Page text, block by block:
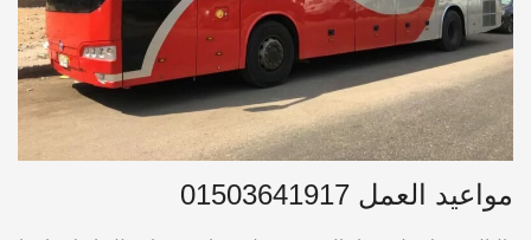
مواعيد العمل 01503641917